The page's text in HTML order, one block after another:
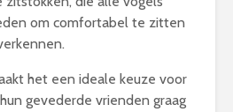
om comfortabel te zitten
het een ideale keuze voor
gevederde vrienden graag